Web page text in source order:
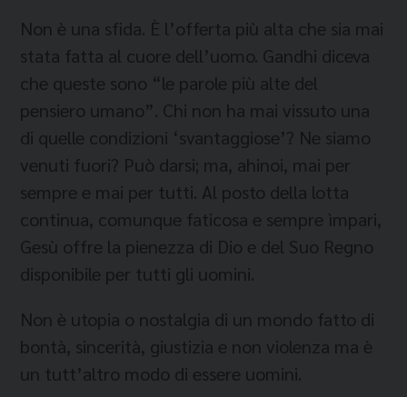
Non è una sfida. È l’offerta più alta che sia mai
stata fatta al cuore dell’uomo. Gandhi diceva
che queste sono “le parole più alte del
pensiero umano”. Chi non ha mai vissuto una
di quelle condizioni ‘svantaggiose’? Ne siamo
venuti fuori? Può darsi; ma, ahinoi, mai per
sempre e mai per tutti. Al posto della lotta
continua, comunque faticosa e sempre ìmpari,
Gesù offre la pienezza di Dio e del Suo Regno
disponibile per tutti gli uomini.
Non è utopia o nostalgia di un mondo fatto di
bontà, sincerità, giustizia e non violenza ma è
un tutt’altro modo di essere uomini.